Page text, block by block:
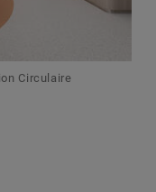
Circulaire